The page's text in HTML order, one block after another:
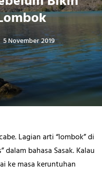
5 November 2019
Lagian arti “lombok” di
bahasa Sasak. Kalau
ke masa keruntuhan